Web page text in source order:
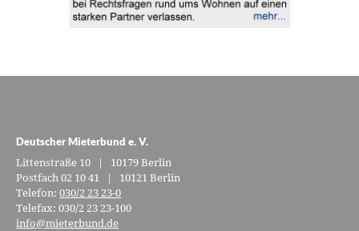
Deutscher Mieterbund e. V.
Littenstraße 10 | 10179 Berlin
Postfach 02 10 41 | 10121 Berlin
Telefon:030/2 23 23-0
Telefax: 030/2 23 23-100
info@mieterbund.de